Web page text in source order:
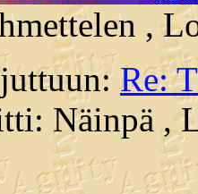
,
Re:
Näinpä ,